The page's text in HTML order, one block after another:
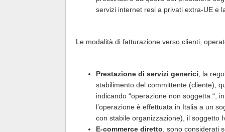
servizi internet resi a privati extra-UE e
Le modalità di fatturazione verso clienti,
Prestazione di servizi generici , la
stabilimento del committente (cliente),
indicando “operazione non soggetta “,
l’operazione è effettuata in Italia a un
con stabile organizzazione), il soggetto
E-commerce diretto , sono considerati